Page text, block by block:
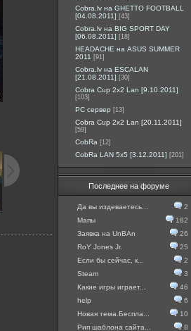
Cobra.lv на GHETTO FOOTBALL
[04.08.2011] [43]
Cobra.lv на BIG SPORT DAY
[06.08.2011] [18]
HEADACHE на ASUS SUMMER
2011 [91]
Cobra.lv на ESCALAN
[21.08.2011] [30]
Cobra Cup 2x2 Lan [9.10.2011]
[103]
PC сервер [13]
Cobra Cup 2x2 Lan [20.11.2011]
[59]
CobRa [12]
CobRa LAN 5x5 [3.12.2011] [201]
Последнее на форуме
Да вы издеваетесь...
2
Мапы
182
Заявка на UnBAn
26
RoY Jones Jr.
25
Если бы сейчас, к...
2
Steam
3
Какие игры играет...
46
help
6
Новая тема.Беспла...
10
Рип шаблона сайта...
8